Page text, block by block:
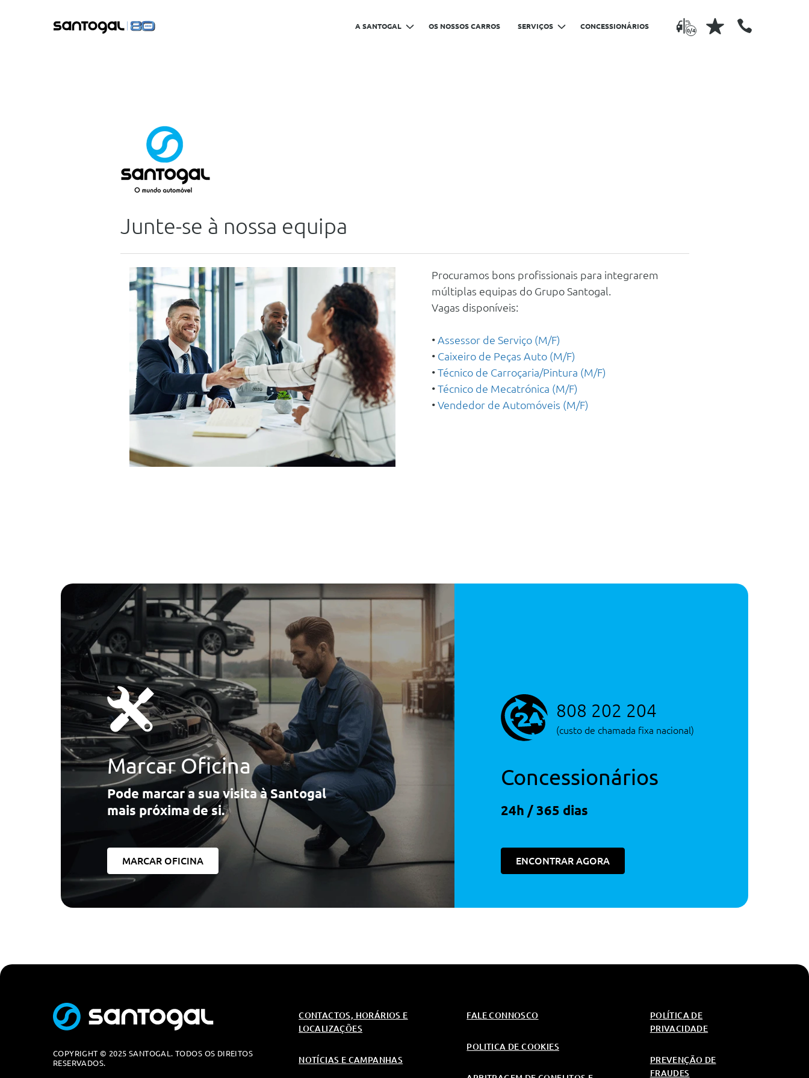
0/4
A SANTOGAL OS NOSSOS CARROS SERVIÇOS CONCESSIONÁRIOS
Junte-se à nossa equipa
Procuramos bons profissionais para integrarem
múltiplas equipas do Grupo Santogal.
Vagas disponíveis:
• Assessor de Serviço (M/F)
• Caixeiro de Peças Auto (M/F)
• Técnico de Carroçaria/Pintura (M/F)
• Técnico de Mecatrónica (M/F)
• Vendedor de Automóveis (M/F)
Marcar Oficina
Pode marcar a sua visita à Santogal
mais próxima de si.
MARCAR OFICINA
808 202 204
(custo de chamada fixa nacional)
Concessionários
24h / 365 dias
ENCONTRAR AGORA
COPYRIGHT © 2025 SANTOGAL. TODOS OS DIREITOS
RESERVADOS.
CONTACTOS, HORÁRIOS E
LOCALIZAÇÕES
NOTÍCIAS E CAMPANHAS
FALE CONNOSCO
POLITICA DE COOKIES
POLÍTICA DE
PRIVACIDADE
PREVENÇÃO DE
FRAUDES